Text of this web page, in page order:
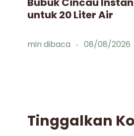
untuk 20 Liter Air
min dibaca 08/08/2026
Tinggalkan